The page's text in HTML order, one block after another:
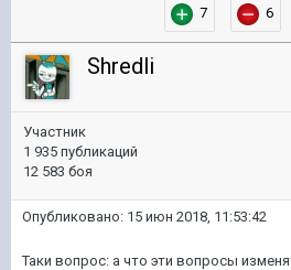
7 6
Shredli
Участник
1 935 публикаций
12 583 боя
Опубликовано: 15 июн 2018, 11:53:42
Таки вопрос: а что эти вопросы